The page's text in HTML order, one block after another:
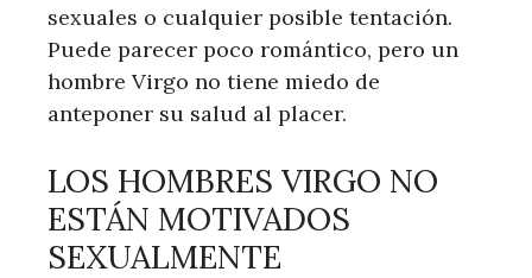
sexuales o cualquier posible tentación.
Puede parecer poco romántico, pero un
hombre Virgo no tiene miedo de
anteponer su salud al placer.
LOS HOMBRES VIRGO NO
ESTÁN MOTIVADOS
SEXUALMENTE